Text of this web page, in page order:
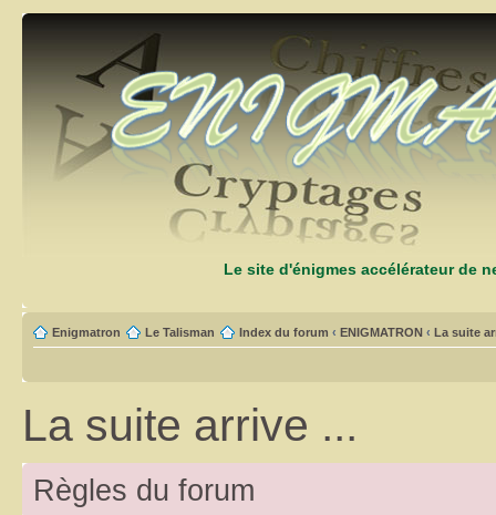
Le site d'énigmes accélérateur de
Enigmatron Le Talisman Index du forum ‹ ENIGMATRON ‹ La suite
La suite arrive ...
Règles du forum